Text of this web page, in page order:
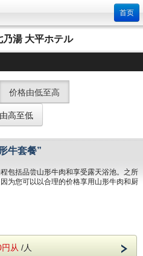
首页
乃湯 大平ホテル
价格由低至高
高至低
牛套餐”
包括品尝山形牛肉和享受露天浴池。之所
为您可以以合理的价格享用山形牛肉和厨
助式温泉和地道的温泉。
。
至Zao Onsen滑雪胜地。这家酒店拥有被称
水源。
从 /人